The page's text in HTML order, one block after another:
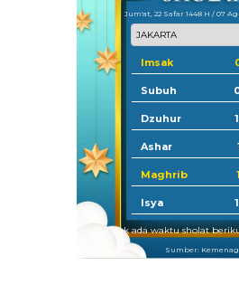
Jum'at, 22 Safar 1448 H / 07
Imsak
Subuh
Dzuhur
Ashar
Maghrib
Isya
Tidak ada waktu sholat
Sumber: Kemenag